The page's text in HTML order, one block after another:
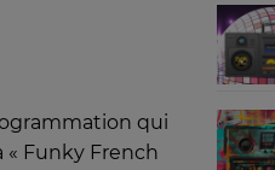
qui
Funky French